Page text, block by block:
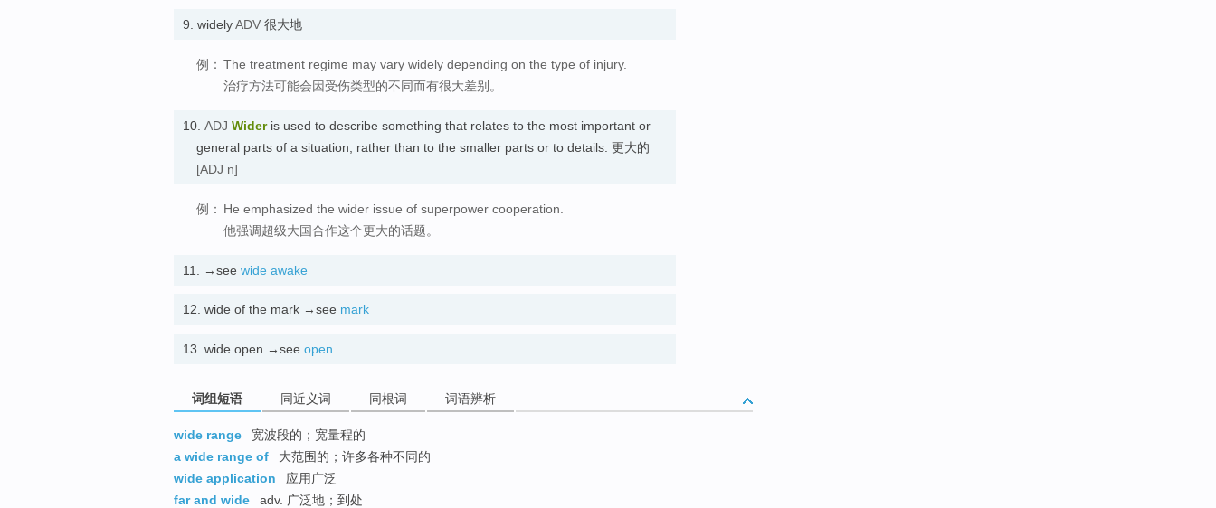
9. widelyADV 很大地
例： The treatment regime may vary widely depending on the type of injury.
治疗方法可能会因受伤类型的不同而有很大差别。
10. ADJ Wideris used to describe something that relates to the most important or
general parts of a situation, rather than to the smaller parts or to details. 更大的
[ADJ n]
例： He emphasized the wider issue of superpower cooperation.
他强调超级大国合作这个更大的话题。
11. →see wide awake
12. wide of the mark →see mark
13. wide open →see open
词组短语 同近义词 同根词 词语辨析
wide range
宽波段的；宽量程的
a wide range of
大范围的；许多各种不同的
wide application
应用广泛
far and wide
adv. 广泛地；到处